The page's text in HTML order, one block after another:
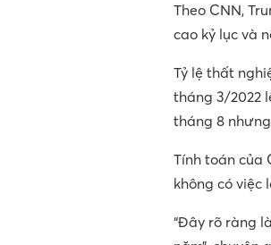
Theo CNN,
cao kỷ lục và
Tỷ lệ thất
tháng 3/2022
tháng 8
Tính toán của
không có việc
“Đây rõ ràng